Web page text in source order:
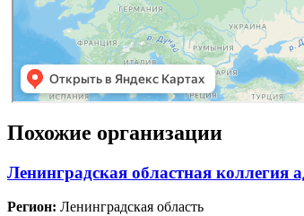
Похожие организации
Ленинградская областная коллегия
Регион: Ленинградская область